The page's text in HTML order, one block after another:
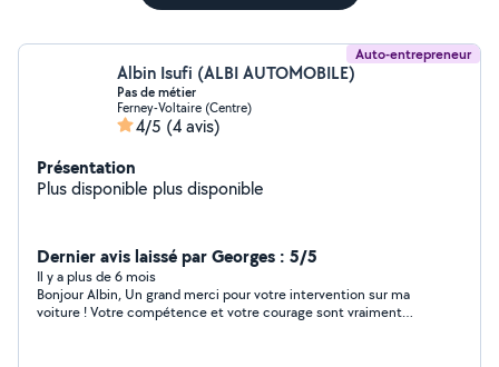
Auto-entrepreneur
Albin Isufi (ALBI AUTOMOBILE)
Pas de métier
Ferney-Voltaire (Centre)
4/5 (4 avis)
Présentation
Plus disponible plus disponible
Dernier avis laissé par Georges : 5/5
Il y a plus de 6 mois
Bonjour Albin, Un grand merci pour votre intervention sur ma
voiture ! Votre compétence et votre courage sont vraiment